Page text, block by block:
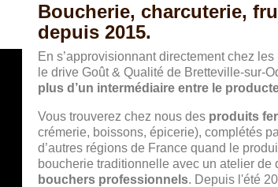
Boucherie, charcuterie,
depuis2015.
En s’approvisionnant directement chez
le drive Goût & Qualité de Bretteville-sur-
plus d’un intermédiaire entre le
Vous trouverez chez nous des produits
crémerie, boissons, épicerie), complétés
d’autres régions de France quand le
boucherie traditionnelle avec un atelier
bouchers professionnels. Depuis l'été